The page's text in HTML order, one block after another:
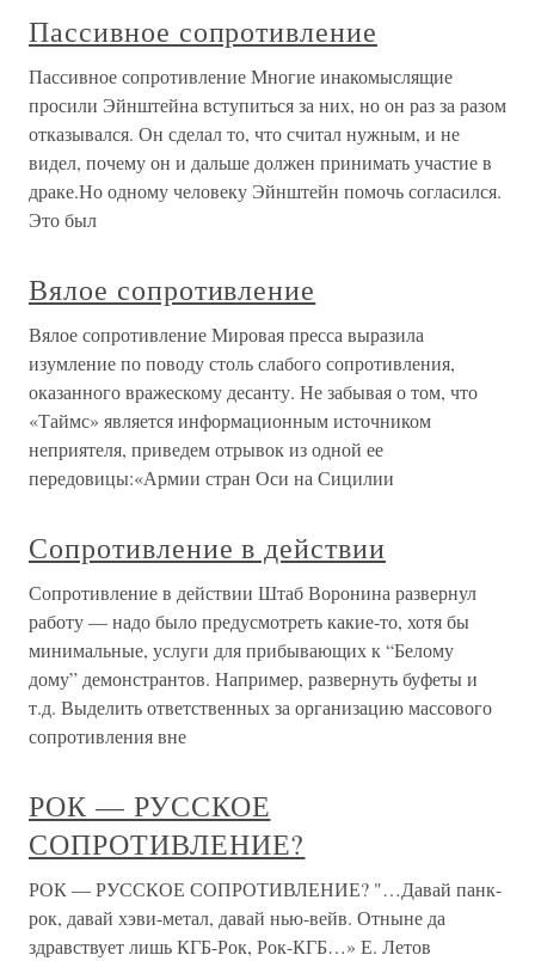
Пассивное сопротивление
Пассивное сопротивление Многие инакомыслящие
просили Эйнштейна вступиться за них, но он раз за разом
отказывался. Он сделал то, что считал нужным, и не
видел, почему он и дальше должен принимать участие в
драке.Но одному человеку Эйнштейн помочь согласился.
Это был
Вялое сопротивление
Вялое сопротивление Мировая пресса выразила
изумление по поводу столь слабого сопротивления,
оказанного вражескому десанту. Не забывая о том, что
«Таймс» является информационным источником
неприятеля, приведем отрывок из одной ее
передовицы:«Армии стран Оси на Сицилии
Сопротивление в действии
Сопротивление в действии Штаб Воронина развернул
работу — надо было предусмотреть какие-то, хотя бы
минимальные, услуги для прибывающих к “Белому
дому” демонстрантов. Например, развернуть буфеты и
т.д. Выделить ответственных за организацию массового
сопротивления вне
РОК — РУССКОЕ
СОПРОТИВЛЕНИЕ?
РОК — РУССКОЕ СОПРОТИВЛЕНИЕ? "…Давай панк-
рок, давай хэви-метал, давай нью-вейв. Отныне да
здравствует лишь КГБ-Рок, Рок-КГБ…» Е. Летов